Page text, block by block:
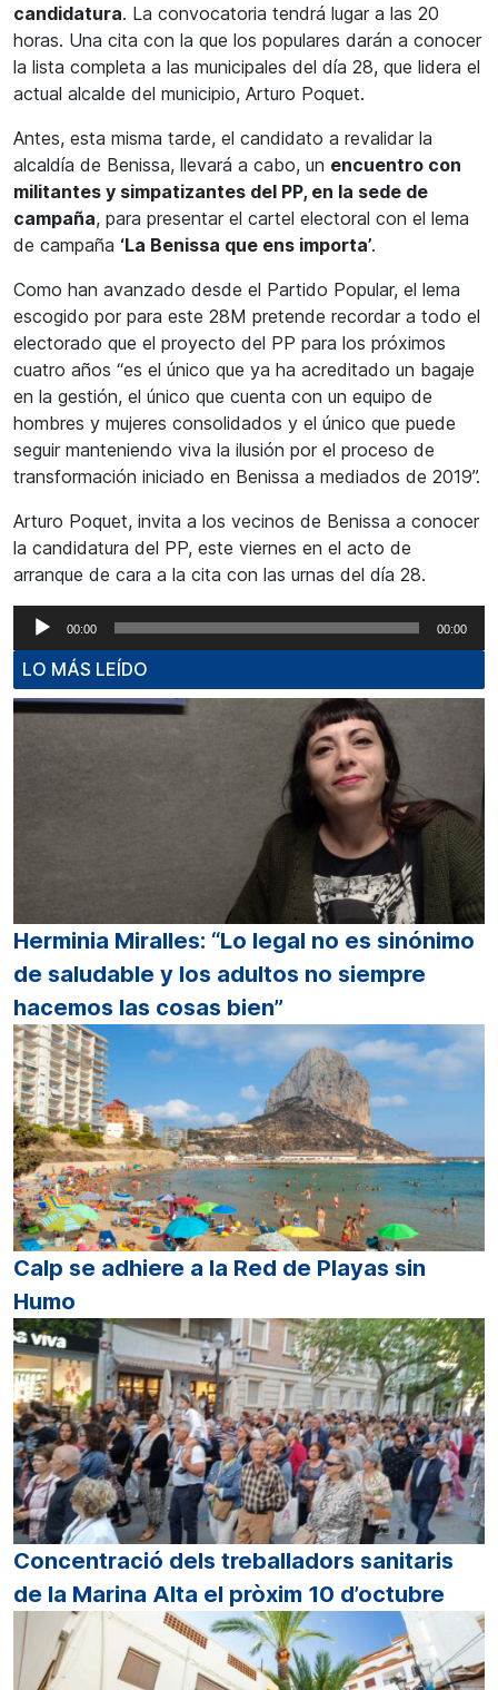
candidatura. La convocatoria tendrá lugar a las 20
horas. Una cita con la que los populares darán a conocer
la lista completa a las municipales del día 28, que lidera el
actual alcalde del municipio, Arturo Poquet.
Antes, esta misma tarde, el candidato a revalidar la
alcaldía de Benissa, llevará a cabo, un encuentro con
militantes y simpatizantes del PP, en la sede de
campaña, para presentar el cartel electoral con el lema
de campaña ‘La Benissa que ens importa’.
Como han avanzado desde el Partido Popular, el lema
escogido por para este 28M pretende recordar a todo el
electorado que el proyecto del PP para los próximos
cuatro años “es el único que ya ha acreditado un bagaje
en la gestión, el único que cuenta con un equipo de
hombres y mujeres consolidados y el único que puede
seguir manteniendo viva la ilusión por el proceso de
transformación iniciado en Benissa a mediados de 2019”.
Arturo Poquet, invita a los vecinos de Benissa a conocer
la candidatura del PP, este viernes en el acto de
arranque de cara a la cita con las urnas del día 28.
Reproductor
audio
00:00 00:00
LO MÁS LEÍDO
Herminia Miralles: “Lo legal no es sinónimo
de saludable y los adultos no siempre
hacemos las cosas bien”
Calp se adhiere a la Red de Playas sin
Humo
Concentració dels treballadors sanitaris
de la Marina Alta el pròxim 10 d’octubre